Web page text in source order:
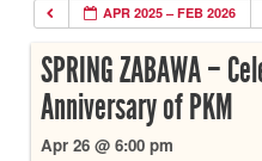
APR 2025 – FEB 2026
SPRING ZABAWA –
Anniversary of PKM
Apr 26 @ 6:00 pm